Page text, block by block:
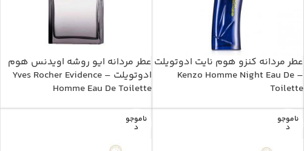
عطر مردانه کنزو هوم نایت ادوتویلت
– Kenzo Homme Night Eau De
Toilette
عطر مردانه ایو روشه اویدنس هوم
ادوتویلت – Yves Rocher Evidence
Homme Eau De Toilette
ناموجو
د
ناموجو
د